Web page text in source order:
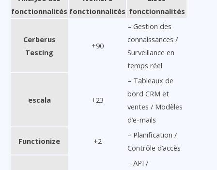
fonctionnalités fonctionnalités fonctionnalités
Cerberus
Testing
+90
– Gestion des
connaissances /
Surveillance en
temps réel
escala +23
– Tableaux de
bord CRM et
ventes / Modèles
d’e-mails
Functionize +2
– Planification /
Contrôle d’accès
– API /